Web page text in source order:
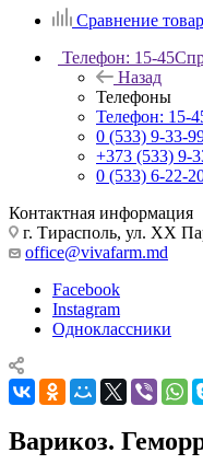
Сравнение
Телефон: 15-45
Назад
Телефоны
Телефон: 15-
0 (533) 9-33-
+373 (533) 9-
0 (533) 6-22-
Контактная информация
г. Тирасполь, ул. ХХ
office@vivafarm.md
Facebook
Instagram
Одноклассники
Варикоз.